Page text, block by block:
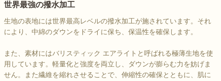
世界最強の撥水加工
生地の表地には世界最高レベルの撥水加工が施されています。それ
により、中綿のダウンをドライに保ち、保温性を確保します。
また、素材にはバリスティック エアライトと呼ばれる極薄生地を使
用しています。軽量化と強度を両立し、ダウンが膨らむ力を妨げま
せん。また繊維を縮れさせることで、伸縮性の確保とともに、肌に